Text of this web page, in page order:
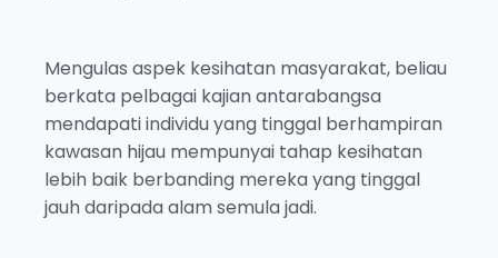
Mengulas aspek kesihatan masyarakat, beliau
berkata pelbagai kajian antarabangsa
mendapati individu yang tinggal berhampiran
kawasan hijau mempunyai tahap kesihatan
lebih baik berbanding mereka yang tinggal
jauh daripada alam semula jadi.